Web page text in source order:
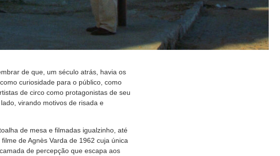
de que, um século atrás, havia os
curiosidade para o público, como
de circo como protagonistas de seu
virando motivos de risada e
de mesa e filmadas igualzinho, até
filme de Agnès Varda de 1962 cuja única
de percepção que escapa aos